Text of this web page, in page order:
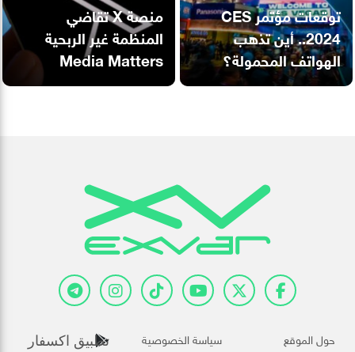
توقعات مؤتمر CES
2024.. أين تذهب
الهواتف المحمولة؟
منصة X تقاضي
المنظمة غير الربحية
Media Matters
حول الموقع سياسة الخصوصية تطبيق اكسفار